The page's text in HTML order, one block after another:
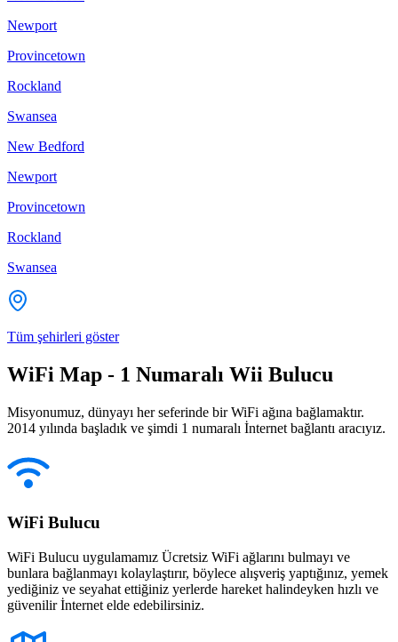
Newport
Provincetown
Rockland
Swansea
New Bedford
Newport
Provincetown
Rockland
Swansea
Tüm şehirleri göster
WiFi Map - 1 Numaralı Wii Bulucu
Misyonumuz, dünyayı her seferinde bir WiFi ağına bağlamaktır.
2014 yılında başladık ve şimdi 1 numaralı İnternet bağlantı aracıyız.
WiFi Bulucu
WiFi Bulucu uygulamamız Ücretsiz WiFi ağlarını bulmayı ve
bunlara bağlanmayı kolaylaştırır, böylece alışveriş yaptığınız, yemek
yediğiniz ve seyahat ettiğiniz yerlerde hareket halindeyken hızlı ve
güvenilir İnternet elde edebilirsiniz.